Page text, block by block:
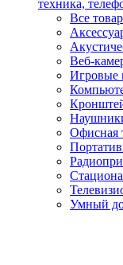
техника,
Все
Веб-
Игровые
Офисная
Умный